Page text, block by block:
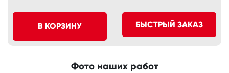
В КОРЗИНУ БЫСТРЫЙ ЗАКАЗ
Фото наших работ